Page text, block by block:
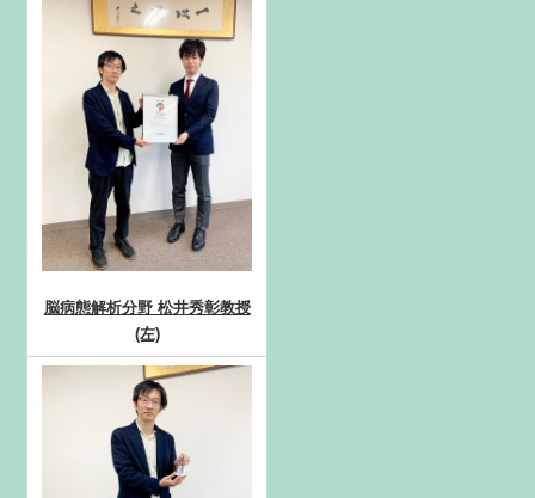
脳病態解析分野 松井秀彰教授
(左)